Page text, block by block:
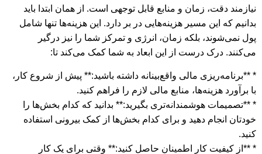
نیازمند دقت، زمان و منابع قابل توجهی است. از همان ابتدا باید
بدانیم که این مسیر هزینه‌هایی در بر دارد. این هزینه‌ها تنها شامل
پول نمی‌شوند، بلکه زمان، انرژی و تمرکز شما را نیز درگیر
می‌کنند. درک درست از این ابعاد به شما کمک می‌کند تا:
* **برنامه‌ریزی مالی واقع‌بینانه داشته باشید:** پیش از شروع کار،
با برآورد هزینه‌ها، منابع مالی لازم را فراهم کنید.
* **تصمیمات هوشمندانه‌تری بگیرید:** بدانید که کدام بخش‌ها را
خودتان انجام دهید و برای کدام بخش‌ها از کمک بیرونی استفاده
کنید.
* **از کیفیت کار اطمینان حاصل کنید:** وقتی برای یک کار